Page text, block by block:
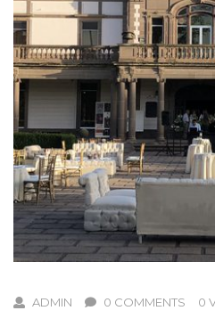
ADMIN 0 COMMENTS 0